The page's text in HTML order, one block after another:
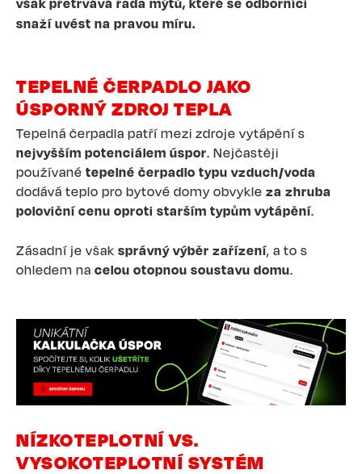
však přetrvává řada mýtů, které se odborníci
snaží uvést na pravou míru.
TEPELNÉ ČERPADLO JAKO
ÚSPORNÝ ZDROJ TEPLA
Tepelná čerpadla patří mezi zdroje vytápění s
nejvyšším potenciálem úspor. Nejčastěji
používané tepelné čerpadlo typu vzduch/voda
dodává teplo pro bytové domy obvykle za zhruba
poloviční cenu oproti starším typům vytápění.
Zásadní je však správný výběr zařízení, a to s
ohledem na celou otopnou soustavu domu.
Image
NÍZKOTEPLOTNÍ VS.
VYSOKOTEPLOTNÍ SYSTÉM